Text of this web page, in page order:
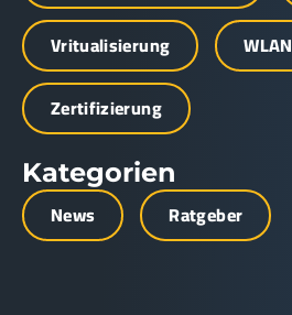
Vritualisierung
WLAN
Zertifizierung
Kategorien
News Ratgeber